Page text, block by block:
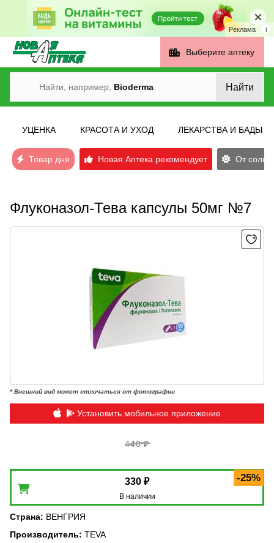
Реклама i
Выберите аптеку
Найти, например, Bioderma Найти
УЦЕНКА КРАСОТА И УХОД ЛЕКАРСТВА И БАДЫ
Товар дня Новая Аптека рекомендует От
Флуконазол-Тева капсулы 50мг №7
* Внешний вид может отличаться от фотографии
Установить мобильное приложение
440 ₽
-25%
330 ₽
В наличии
Страна: ВЕНГРИЯ
Производитель: TEVA